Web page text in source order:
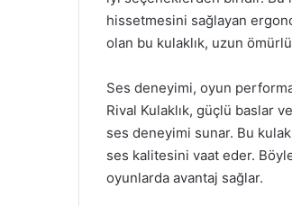
hissetmesini sağlayan
olan bu kulaklık, uzun
Ses deneyimi, oyun
Rival Kulaklık, güçlü baslar
ses deneyimi sunar. Bu
ses kalitesini vaat eder.
oyunlarda avantaj sağlar.